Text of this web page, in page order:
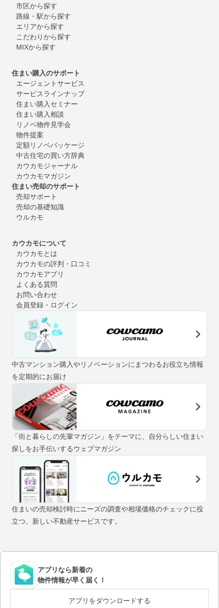
市区から探す
路線・駅から探す
エリアから探す
こだわりから探す
MIXから探す
住まい購入のサポート
エージェントサービス
サービスラインナップ
住まい購入セミナー
住まい購入相談
リノベ物件見学会
物件提案
定額リノベパッケージ
中古住宅の買い方辞典
カウカモジャーナル
カウカモマガジン
住まい売却のサポート
売却サポート
売却の基礎知識
ウルカモ
カウカモについて
カウカモとは
カウカモの評判・口コミ
カウカモアプリ
よくある質問
お問い合わせ
会員登録・ログイン
中古マンション購入やリノベーションにまつわるお役立ち情報
を定期的にお届け
「街と暮らしの先輩マガジン」をテーマに、自分らしい住まい
探しをお手伝いするウェブマガジン
住まいの売却検討時にニーズの調査や相場価格のチェックに役
立つ、新しい不動産サービスです。
アプリなら新着の
物件情報が早く届く！
アプリをダウンロードする